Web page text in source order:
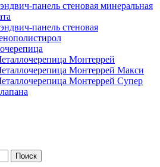
панель стеновая минеральная
панель стеновая
Монтеррей
Монтеррей Макси
Монтеррей Супер